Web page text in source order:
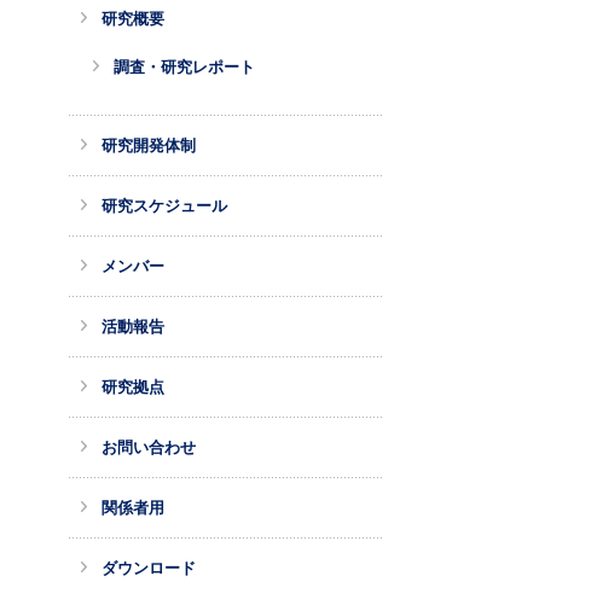
研究概要
調査・研究レポート
研究開発体制
研究スケジュール
メンバー
活動報告
研究拠点
お問い合わせ
関係者用
ダウンロード